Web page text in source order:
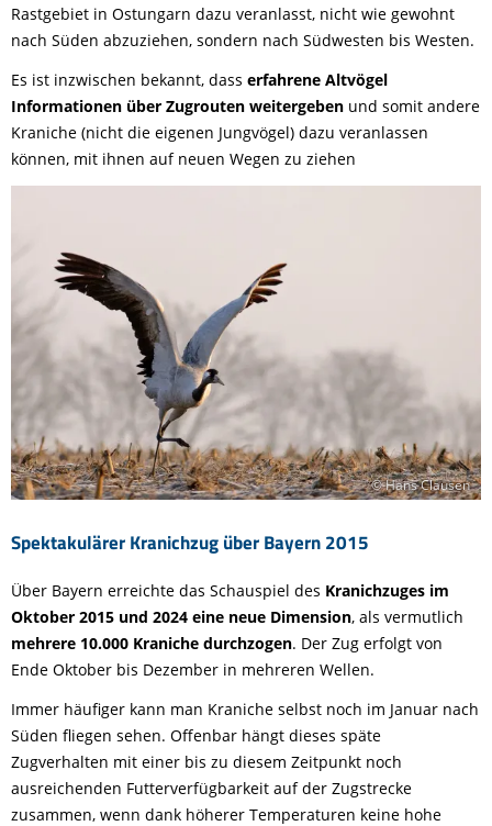
Rastgebiet in Ostungarn dazu veranlasst, nicht wie gewohnt
nach Süden abzuziehen, sondern nach Südwesten bis Westen.
Es ist inzwischen bekannt, dass erfahrene Altvögel
Informationen über Zugrouten weitergeben und somit andere
Kraniche (nicht die eigenen Jungvögel) dazu veranlassen
können, mit ihnen auf neuen Wegen zu ziehen
Spektakulärer Kranichzug über Bayern 2015
© Hans Clausen
Über Bayern erreichte das Schauspiel des Kranichzuges im
Oktober 2015 und 2024 eine neue Dimension, als vermutlich
mehrere 10.000 Kraniche durchzogen. Der Zug erfolgt von
Ende Oktober bis Dezember in mehreren Wellen.
Immer häufiger kann man Kraniche selbst noch im Januar nach
Süden fliegen sehen. Offenbar hängt dieses späte
Zugverhalten mit einer bis zu diesem Zeitpunkt noch
ausreichenden Futterverfügbarkeit auf der Zugstrecke
zusammen, wenn dank höherer Temperaturen keine hohe